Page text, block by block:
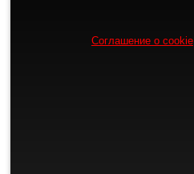
Соглашение о cookie